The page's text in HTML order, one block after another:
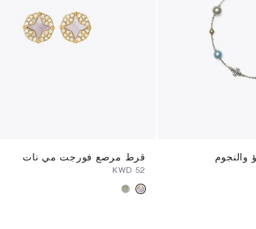
والنجوم قرط مرصع فورجت مي نات